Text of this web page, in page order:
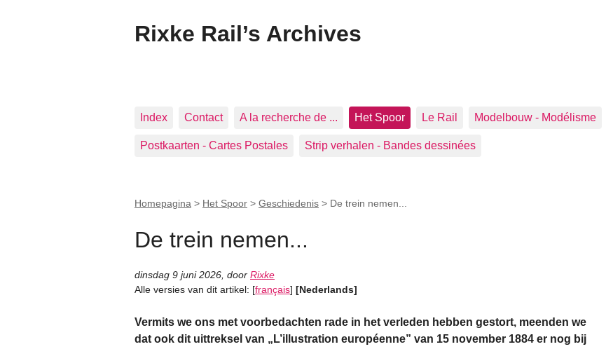
Rixke Rail’s Archives
Index Contact A la recherche de ... Het Spoor Le Rail Modelbouw - Modélisme
Postkaarten - Cartes Postales Strip verhalen - Bandes dessinées
Homepagina > Het Spoor > Geschiedenis > De trein nemen...
De trein nemen...
dinsdag 9 juni 2026 door Rixke
Alle versies van dit artikel: [français] [Nederlands]
Vermits we ons met voorbedachten rade in het verleden hebben gestort, meenden we
dat ook dit uittreksel van „L’illustration européenne” van 15 november 1884 er nog bij